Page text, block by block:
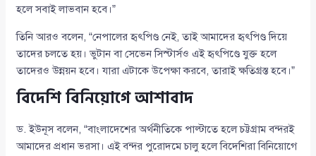
হলে সবাই লাভবান হবে।”
তিনি আরও বলেন, “নেপালের হৃৎপিণ্ড নেই, তাই আমাদের হৃৎপিণ্ড দিয়ে
তাদের চলতে হয়। ভুটান বা সেভেন সিস্টার্সও এই হৃৎপিণ্ডে যুক্ত হলে
তাদেরও উন্নয়ন হবে। যারা এটাকে উপেক্ষা করবে, তারাই ক্ষতিগ্রস্ত হবে।”
বিদেশি বিনিয়োগে আশাবাদ
ড. ইউনূস বলেন, “বাংলাদেশের অর্থনীতিকে পাল্টাতে হলে চট্টগ্রাম বন্দরই
আমাদের প্রধান ভরসা। এই বন্দর পুরোদমে চালু হলে বিদেশিরা বিনিয়োগে